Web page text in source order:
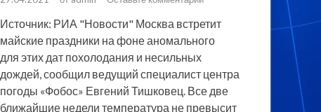
Источник: РИА "Новости" Москва встретит
майские праздники на фоне аномального
для этих дат похолодания и несильных
дождей, сообщил ведущий специалист центра
погоды «Фобос» Евгений Тишковец. Все две
ближайшие недели температура не превысит